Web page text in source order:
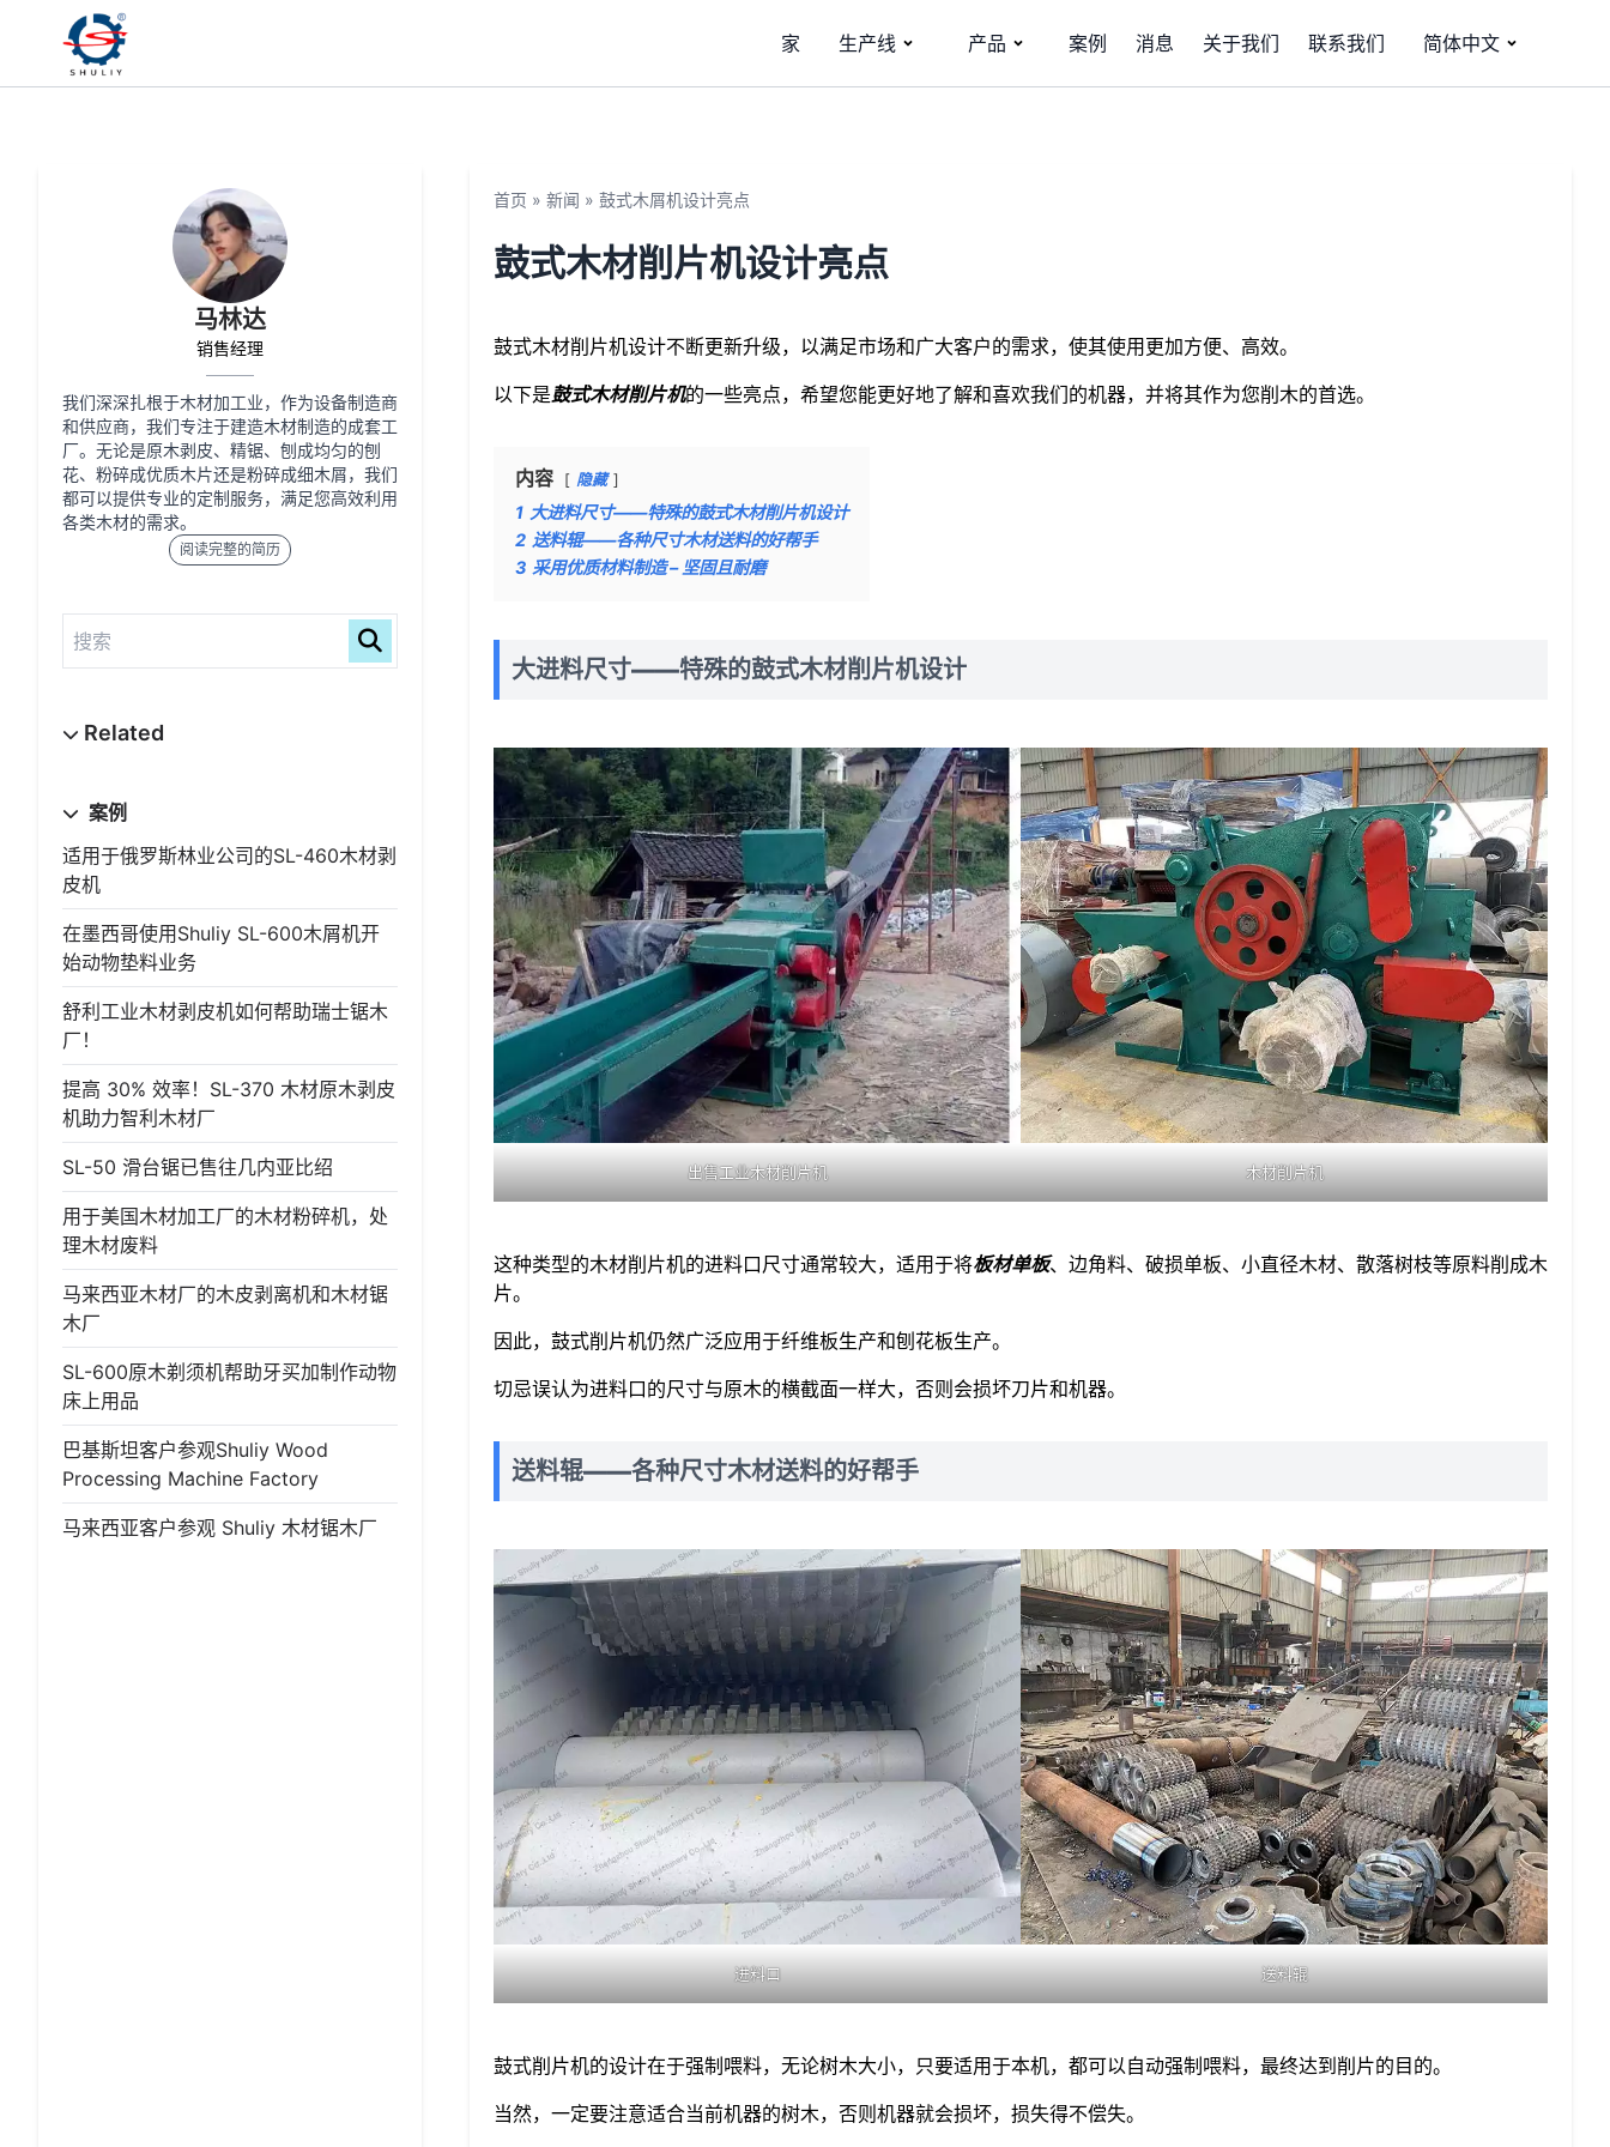
家 生产线 产品 案例 消息 关于我们 联系我们 简体中文
马林达
销售经理
我们深深扎根于木材加工业，作为设备制造商
和供应商，我们专注于建造木材制造的成套工
厂。无论是原木剥皮、精锯、刨成均匀的刨
花、粉碎成优质木片还是粉碎成细木屑，我们
都可以提供专业的定制服务，满足您高效利用
各类木材的需求。
阅读完整的简历
案例
适用于俄罗斯林业公司的SL-460木材剥
皮机
在墨西哥使用Shuliy SL-600木屑机开
始动物垫料业务
舒利工业木材剥皮机如何帮助瑞士锯木
厂！
提高 30% 效率！SL-370 木材原木剥皮
机助力智利木材厂
SL-50 滑台锯已售往几内亚比绍
用于美国木材加工厂的木材粉碎机，处
理木材废料
马来西亚木材厂的木皮剥离机和木材锯
木厂
SL-600原木剃须机帮助牙买加制作动物
床上用品
巴基斯坦客户参观Shuliy Wood
Processing Machine Factory
马来西亚客户参观 Shuliy 木材锯木厂
首页 » 新闻 » 鼓式木屑机设计亮点
鼓式木材削片机设计亮点
鼓式木材削片机设计不断更新升级，以满足市场和广大客户的需求，使其使用更加方便、高效。
以下是鼓式木材削片机的一些亮点，希望您能更好地了解和喜欢我们的机器，并将其作为您削木的首选。
内容 隐藏
1 大进料尺寸——特殊的鼓式木材削片机设计
2 送料辊——各种尺寸木材送料的好帮手
3 采用优质材料制造 – 坚固且耐磨
大进料尺寸——特殊的鼓式木材削片机设计
出售工业木材削片机 木材削片机
这种类型的木材削片机的进料口尺寸通常较大，适用于将板材单板、边角料、破损单板、小直径木材、散落树枝等原料削成木
片。
因此，鼓式削片机仍然广泛应用于纤维板生产和刨花板生产。
切忌误认为进料口的尺寸与原木的横截面一样大，否则会损坏刀片和机器。
送料辊——各种尺寸木材送料的好帮手
进料口 送料辊
鼓式削片机的设计在于强制喂料，无论树木大小，只要适用于本机，都可以自动强制喂料，最终达到削片的目的。
当然，一定要注意适合当前机器的树木，否则机器就会损坏，损失得不偿失。